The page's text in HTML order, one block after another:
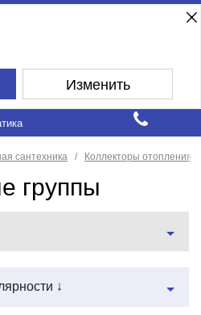
Изменить
сантехника Коллекторы отопления
группы
↓